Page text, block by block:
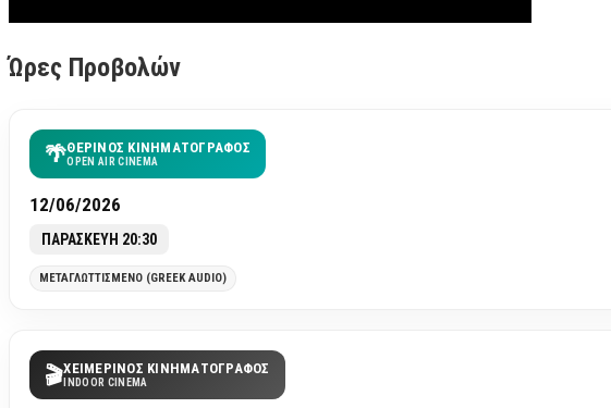
Ώρες Προβολών
🌴ΘΕΡΙΝΟΣ ΚΙΝΗΜΑΤΟΓΡΑΦΟΣ
OPEN AIR CINEMA
12/06/2026
ΠΑΡΑΣΚΕΥΗ 20:30
ΜΕΤΑΓΛΩΤΤΙΣΜΕΝΟ (GREEK AUDIO)
🎬ΧΕΙΜΕΡΙΝΟΣ ΚΙΝΗΜΑΤΟΓΡΑΦΟΣ
INDOOR CINEMA